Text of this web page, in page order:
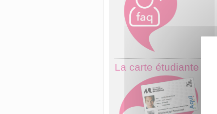
La carte étudiante